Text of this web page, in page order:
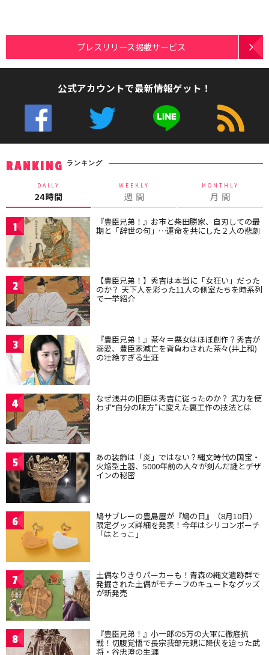
プレスリリース掲載サービス
公式アカウントで最新情報ゲット！
RANKING ランキング
DAILY
24時間
WEEKLY
週 間
MONTHLY
月 間
1 『豊臣兄弟！』お市と柴田勝家、自刃しての最
期と「辞世の句」…運命を共にした２人の悲劇
2 【豊臣兄弟！】秀吉は本当に「女狂い」だった
のか？ 天下人を彩った11人の側室たちを時系列
で一挙紹介
3 『豊臣兄弟！』茶々＝悪女はほぼ創作？秀吉が
溺愛、豊臣家滅亡を背負わされた茶々(井上和)
の壮絶すぎる生涯
4 なぜ浅井の旧臣は秀吉に従ったのか？ 武力を使
わず“自分の味方”に変えた裏工作の技法とは
5 あの装飾は「炎」ではない？縄文時代の国宝・
火焔型土器、5000年前の人々が刻んだ謎とデザ
インの秘密
6 鳩サブレーの豊島屋が『鳩の日』（8月10日）
限定グッズ詳細を発表！今年はシリコンポーチ
「はとっこ」
7 土偶なりきりパーカーも！青森の縄文遺跡群で
発掘された土偶がモチーフのキュートなグッズ
が新発売
8 『豊臣兄弟！』小一郎の5万の大軍に徹底抗
戦！切腹覚悟で長宗我部元親に降伏を迫った武
将・谷忠澄の生涯